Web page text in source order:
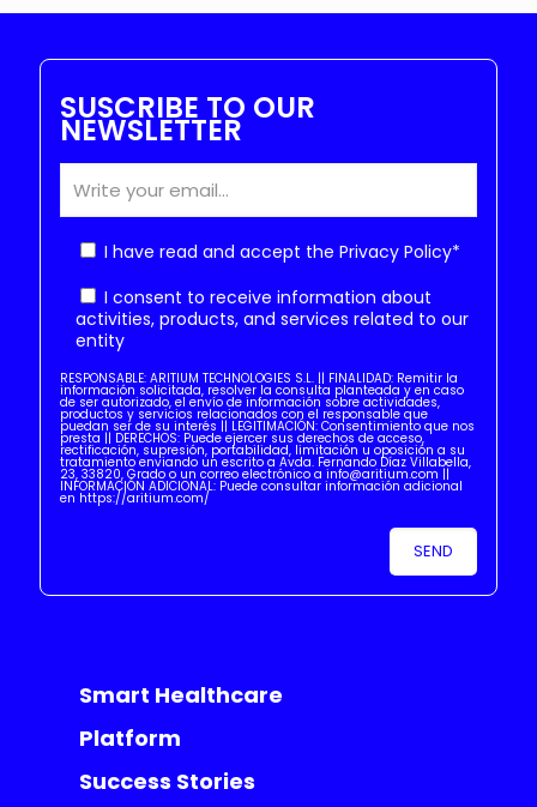
SUSCRIBE TO OUR
NEWSLETTER
I have read and accept the Privacy Policy*
I consent to receive information about
activities, products, and services related to our
entity
RESPONSABLE: ARITIUM TECHNOLOGIES S.L. || FINALIDAD: Remitir la
información solicitada, resolver la consulta planteada y en caso
de ser autorizado, el envío de información sobre actividades,
productos y servicios relacionados con el responsable que
puedan ser de su interés || LEGITIMACIÓN: Consentimiento que nos
presta || DERECHOS: Puede ejercer sus derechos de acceso,
rectificación, supresión, portabilidad, limitación u oposición a su
tratamiento enviando un escrito a Avda. Fernando Díaz Villabella,
23, 33820, Grado o un correo electrónico a info@aritium.com ||
INFORMACIÓN ADICIONAL: Puede consultar información adicional
en https://aritium.com/
Smart Healthcare
Platform
Success Stories